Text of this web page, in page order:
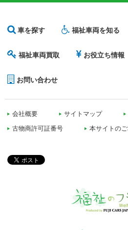
車を探す 福祉車両を知る
福祉車両買取 お役立ち情報
お問い合わせ
会社概要 サイトマップ
古物商許可証番号
本サイトの